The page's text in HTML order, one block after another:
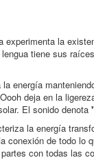
experimenta la
tiene sus
la energía
Oooh deja en la
El sonido denota
la energía
conexión de todo lo
con todas las